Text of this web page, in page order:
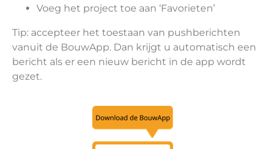
Voeg het project toe aan ‘Favorieten’
Tip: accepteer het toestaan van pushberichten
vanuit de BouwApp. Dan krijgt u automatisch een
bericht als er een nieuw bericht in de app wordt
gezet.